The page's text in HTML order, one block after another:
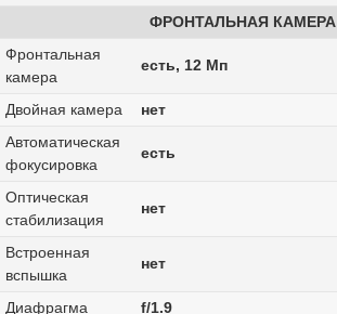
ФРОНТАЛЬНАЯ КАМЕРА
Фронтальная
камера
есть, 12 Мп
Двойная камера
нет
Автоматическая
фокусировка
есть
Оптическая
стабилизация
нет
Встроенная
вспышка
нет
Диафрагма f/1.9